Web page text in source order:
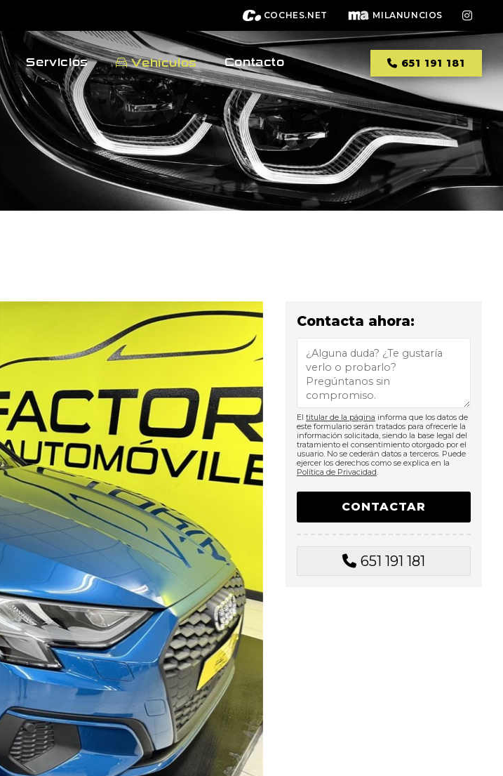
COCHES.NET MILANUNCIOS
Servicios Vehículos Contacto 651 191 181
Contacta ahora:
El titular de la página informa que los datos de
este formulario serán tratados para ofrecerle la
información solicitada, siendo la base legal del
tratamiento el consentimiento otorgado por el
usuario. No se cederán datos a terceros. Puede
ejercer los derechos como se explica en la
Política de Privacidad.
651 191 181